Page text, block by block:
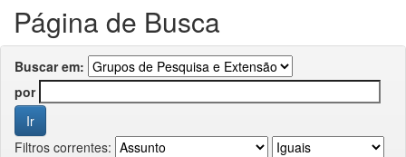
Página de Busca
Buscar em:
por
Filtros correntes: